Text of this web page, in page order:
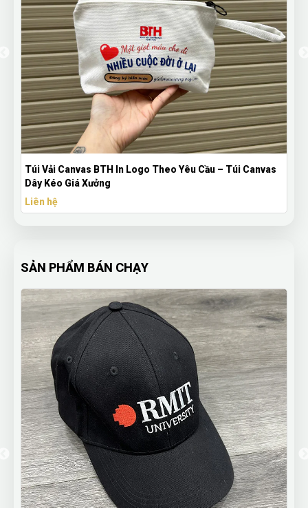
Túi Vải Canvas BTH In Logo Theo Yêu Cầu – Túi Canvas
Dây Kéo Giá Xưởng
Liên hệ
SẢN PHẨM BÁN CHẠY